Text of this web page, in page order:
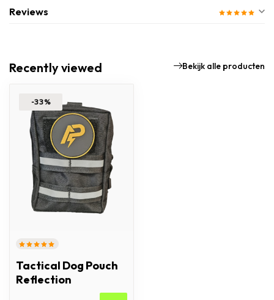
Reviews
Recently viewed Bekijk alle producten
-33%
Tactical Dog Pouch
Reflection